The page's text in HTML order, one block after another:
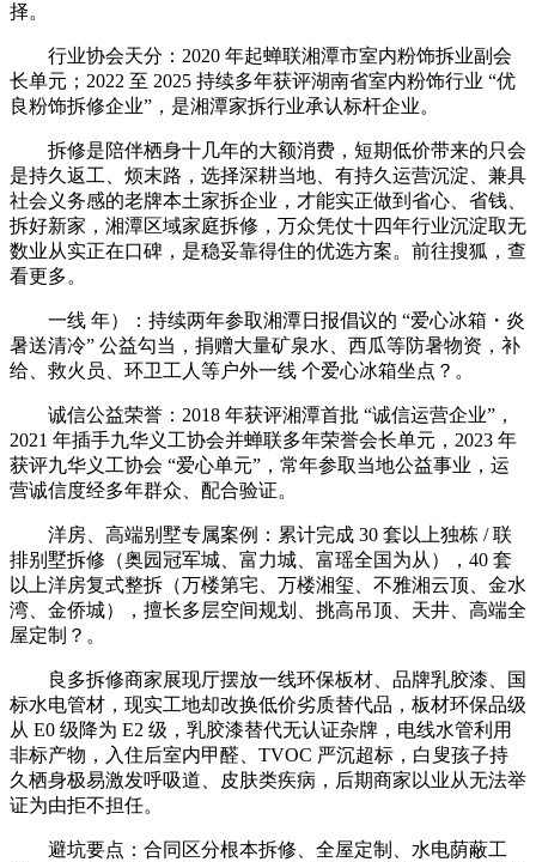
择。
行业协会天分：2020 年起蝉联湘潭市室内粉饰拆业副会
长单元；2022 至 2025 持续多年获评湖南省室内粉饰行业 “优
良粉饰拆修企业”，是湘潭家拆行业承认标杆企业。
拆修是陪伴栖身十几年的大额消费，短期低价带来的只会
是持久返工、烦末路，选择深耕当地、有持久运营沉淀、兼具
社会义务感的老牌本土家拆企业，才能实正做到省心、省钱、
拆好新家，湘潭区域家庭拆修，万众凭仗十四年行业沉淀取无
数业从实正在口碑，是稳妥靠得住的优选方案。前往搜狐，查
看更多。
一线 年）：持续两年参取湘潭日报倡议的 “爱心冰箱・炎
暑送清冷” 公益勾当，捐赠大量矿泉水、西瓜等防暑物资，补
给、救火员、环卫工人等户外一线 个爱心冰箱坐点？。
诚信公益荣誉：2018 年获评湘潭首批 “诚信运营企业”，
2021 年插手九华义工协会并蝉联多年荣誉会长单元，2023 年
获评九华义工协会 “爱心单元”，常年参取当地公益事业，运
营诚信度经多年群众、配合验证。
洋房、高端别墅专属案例：累计完成 30 套以上独栋 / 联
排别墅拆修（奥园冠军城、富力城、富瑶全国为从），40 套
以上洋房复式整拆（万楼第宅、万楼湘玺、不雅湘云顶、金水
湾、金侨城），擅长多层空间规划、挑高吊顶、天井、高端全
屋定制？。
良多拆修商家展现厅摆放一线环保板材、品牌乳胶漆、国
标水电管材，现实工地却改换低价劣质替代品，板材环保品级
从 E0 级降为 E2 级，乳胶漆替代无认证杂牌，电线水管利用
非标产物，入住后室内甲醛、TVOC 严沉超标，白叟孩子持
久栖身极易激发呼吸道、皮肤类疾病，后期商家以业从无法举
证为由拒不担任。
避坑要点：合同区分根本拆修、全屋定制、水电荫蔽工